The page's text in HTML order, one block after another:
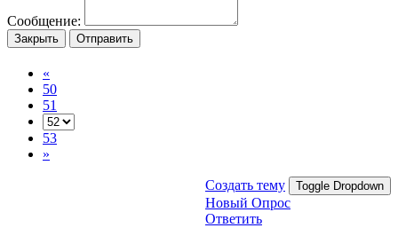
Сообщение:
Закрыть Отправить
«
50
51
53
»
Создать тему Toggle Dropdown
Новый Опрос
Ответить